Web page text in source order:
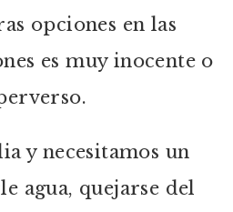
opciones en las
es muy inocente o
y necesitamos un
agua, quejarse del